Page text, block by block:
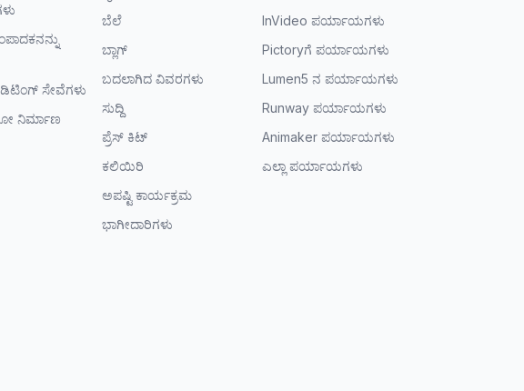
ಸೇವೆಗಳು
ನಿರ್ಮಾಣ
ಬೆಲೆ
ಬ್ಲಾಗ್
ಬದಲಾಗಿದ ವಿವರಗಳು
ಸುದ್ದಿ
ಪ್ರೆಸ್ ಕಿಟ್
ಕಲಿಯಿರಿ
ಅಪಷ್ಟಿ ಕಾರ್ಯಕ್ರಮ
ಭಾಗೀದಾರಿಗಳು
InVideo ಪರ್ಯಾಯಗಳು
Pictoryಗೆ ಪರ್ಯಾಯಗಳು
Lumen5 ನ ಪರ್ಯಾಯಗಳು
Runway ಪರ್ಯಾಯಗಳು
Animaker ಪರ್ಯಾಯಗಳು
ಎಲ್ಲಾ ಪರ್ಯಾಯಗಳು